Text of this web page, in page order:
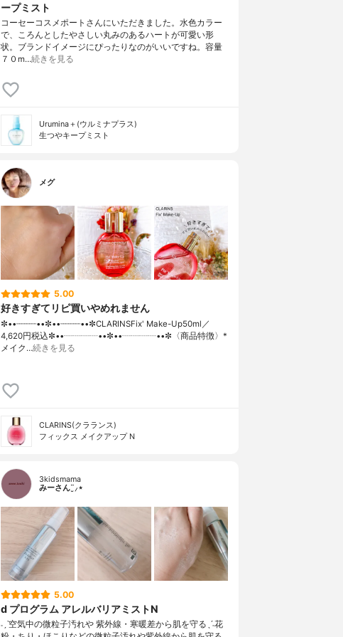
ープミスト
コーセーコスメポートさんにいただきました。水色カラー
で、ころんとしたやさしい丸みのあるハートが可愛い形
状。ブランドイメージにぴったりなのがいいですね。容量
７０m…続きを見る
Urumina＋(ウルミナプラス)
生つやキープミスト
メグ
5.00
好きすぎてリピ買いやめれません
✼••┈┈┈┈••✼••┈┈┈┈••✼CLARINSFix' Make-Up50ml／
4,620円税込✼••┈┈┈┈••✼••┈┈┈┈••✼〈商品特徴〉*
メイク…続きを見る
CLARINS(クラランス)
フィックス メイクアップ N
3kidsmama
みーさん¨̮⸝⋆
5.00
d プログラム アレルバリアミストN
˗ˏˋ空気中の微粒子汚れや 紫外線・寒暖差から肌を守るˎˊ˗花